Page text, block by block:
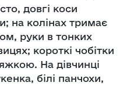
довгі коси
на колінах тримає
руки в тонких
короткі чобітки
На дівчинці
білі панчохи,